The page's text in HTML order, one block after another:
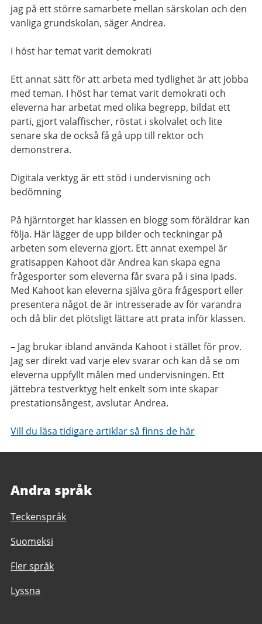
jag på ett större samarbete mellan särskolan och den
vanliga grundskolan, säger Andrea.
I höst har temat varit demokrati
Ett annat sätt för att arbeta med tydlighet är att jobba
med teman. I höst har temat varit demokrati och
eleverna har arbetat med olika begrepp, bildat ett
parti, gjort valaffischer, röstat i skolvalet och lite
senare ska de också få gå upp till rektor och
demonstrera.
Digitala verktyg är ett stöd i undervisning och
bedömning
På hjärntorget har klassen en blogg som föräldrar kan
följa. Här lägger de upp bilder och teckningar på
arbeten som eleverna gjort. Ett annat exempel är
gratisappen Kahoot där Andrea kan skapa egna
frågesporter som eleverna får svara på i sina Ipads.
Med Kahoot kan eleverna själva göra frågesport eller
presentera något de är intresserade av för varandra
och då blir det plötsligt lättare att prata inför klassen.
– Jag brukar ibland använda Kahoot i stället för prov.
Jag ser direkt vad varje elev svarar och kan då se om
eleverna uppfyllt målen med undervisningen. Ett
jättebra testverktyg helt enkelt som inte skapar
prestationsångest, avslutar Andrea.
Vill du läsa tidigare artiklar så finns de här
Andra språk
Teckenspråk
Suomeksi
Fler språk
Lyssna